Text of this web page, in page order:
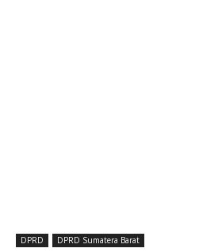
DPRD DPRD Sumatera Barat